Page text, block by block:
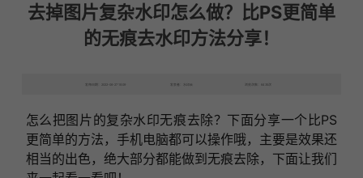
去掉图片复杂水印怎么做？比PS更简单
的无痕去水印方法分享！
发布日期：2022-06-27 18:09 发表者：水印云 浏览次数：6435次
怎么把图片的复杂水印无痕去除？下面分享一个比PS
更简单的方法，手机电脑都可以操作哦，主要是效果还
相当的出色，绝大部分都能做到无痕去除，下面让我们